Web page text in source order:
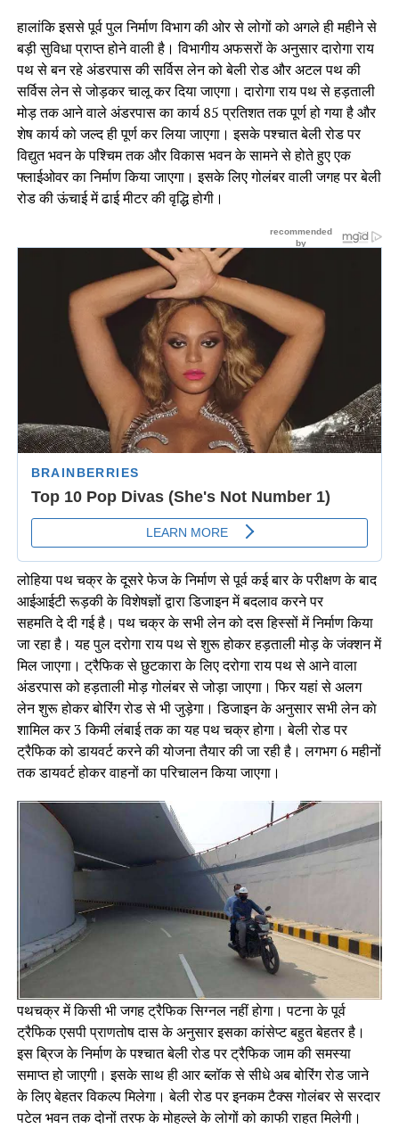
हालांकि इससे पूर्व पुल निर्माण विभाग की ओर से लोगों को अगले ही महीने से
बड़ी सुविधा प्राप्त होने वाली है। विभागीय अफसरों के अनुसार दारोगा राय
पथ से बन रहे अंडरपास की सर्विस लेन को बेली रोड और अटल पथ की
सर्विस लेन से जोड़कर चालू कर दिया जाएगा। दारोगा राय पथ से हड़ताली
मोड़ तक आने वाले अंडरपास का कार्य 85 प्रतिशत तक पूर्ण हो गया है और
शेष कार्य को जल्द ही पूर्ण कर लिया जाएगा। इसके पश्चात बेली रोड पर
विद्युत भवन के पश्चिम तक और विकास भवन के सामने से होते हुए एक
फ्लाईओवर का निर्माण किया जाएगा। इसके लिए गोलंबर वाली जगह पर बेली
रोड की ऊंचाई में ढाई मीटर की वृद्धि होगी।
लोहिया पथ चक्र के दूसरे फेज के निर्माण से पूर्व कई बार के परीक्षण के बाद
आईआईटी रूड़की के विशेषज्ञों द्वारा डिजाइन में बदलाव करने पर
सहमति दे दी गई है। पथ चक्र के सभी लेन को दस हिस्सों में निर्माण किया
जा रहा है। यह पुल दरोगा राय पथ से शुरू होकर हड़ताली मोड़ के जंक्शन में
मिल जाएगा। ट्रैफिक से छुटकारा के लिए दरोगा राय पथ से आने वाला
अंडरपास को हड़ताली मोड़ गोलंबर से जोड़ा जाएगा। फिर यहां से अलग
लेन शुरू होकर बोरिंग रोड से भी जुड़ेगा। डिजाइन के अनुसार सभी लेन काे
शामिल कर 3 किमी लंबाई तक का यह पथ चक्र होगा। बेली रोड पर
ट्रैफिक को डायवर्ट करने की योजना तैयार की जा रही है। लगभग 6 महीनों
तक डायवर्ट होकर वाहनों का परिचालन किया जाएगा।
पथचक्र में किसी भी जगह ट्रैफिक सिग्नल नहीं हाेगा। पटना के पूर्व
ट्रैफिक एसपी प्राणतोष दास के अनुसार इसका कांसेप्ट बहुत बेहतर है।
इस ब्रिज के निर्माण के पश्चात बेली रोड पर ट्रैफिक जाम की समस्या
समाप्त हो जाएगी। इसके साथ ही आर ब्लॉक से सीधे अब बोरिंग रोड जाने
के लिए बेहतर विकल्प मिलेगा। बेली रोड पर इनकम टैक्स गोलंबर से सरदार
पटेल भवन तक दोनों तरफ के मोहल्ले के लोगों को काफी राहत मिलेगी।